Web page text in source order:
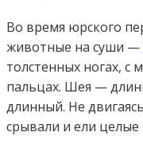
Во время юрского
животные на суши —
толстенных ногах, с
пальцах. Шея —
длинный. Не
срывали и ели целые